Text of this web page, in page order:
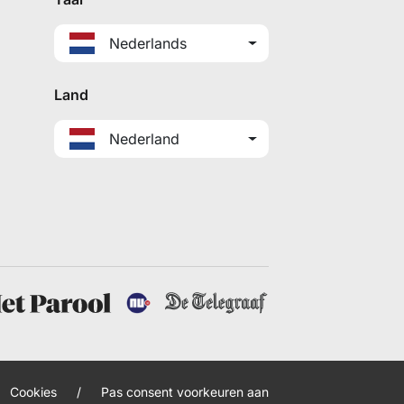
Nederlands
Land
Nederland
Cookies / Pas consent voorkeuren aan